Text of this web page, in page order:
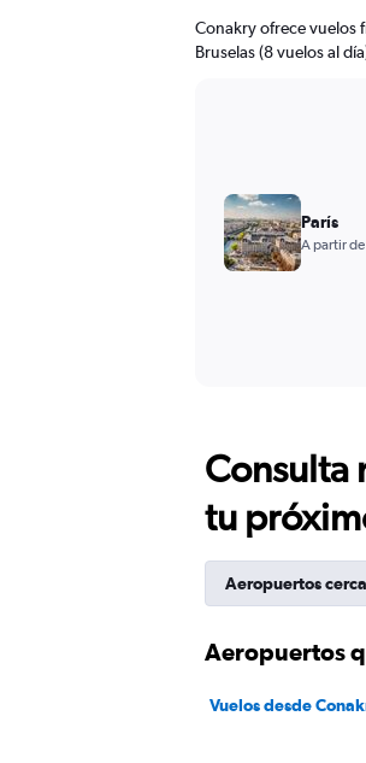
Conakry ofrece vuelos
Bruselas (8 vuelos al
París
A partir
Consulta
tu
Aeropuertos
Aeropuertos
Vuelos desde